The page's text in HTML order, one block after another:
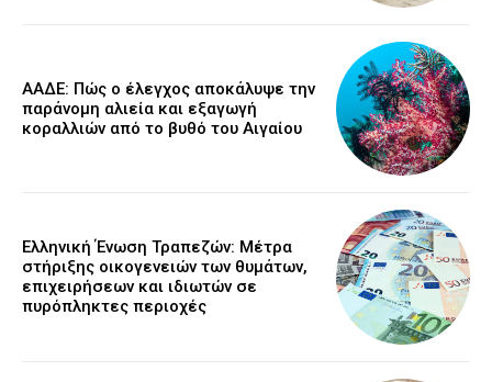
ΑΑΔΕ: Πώς ο έλεγχος αποκάλυψε την
παράνομη αλιεία και εξαγωγή
κοραλλιών από το βυθό του Αιγαίου
Ελληνική Ένωση Τραπεζών: Μέτρα
στήριξης οικογενειών των θυμάτων,
επιχειρήσεων και ιδιωτών σε
πυρόπληκτες περιοχές